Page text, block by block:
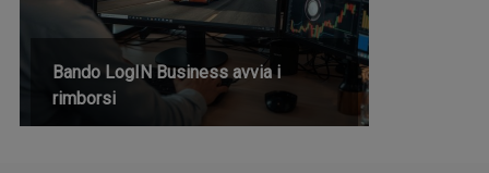
Bando LogIN Business avvia i
rimborsi